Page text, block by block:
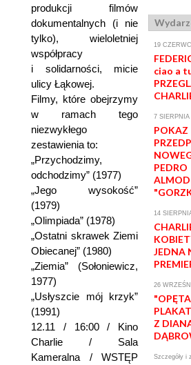
produkcji filmów
dokumentalnych (i nie
tylko), wieloletniej
współpracy
i solidarności, micie
ulicy Łąkowej.
Filmy, które obejrzymy
w ramach tego
niezwykłego
zestawienia to:
„Przychodzimy,
odchodzimy” (1977)
„Jego wysokość”
(1979)
„Olimpiada” (1978)
„Ostatni skrawek Ziemi
Obiecanej” (1980)
„Ziemia” (Sołoniewicz,
1977)
„Usłyszcie mój krzyk”
(1991)
12.11 / 16:00 / Kino
Charlie / Sala
Kameralna / WSTĘP
19
ciao a
7 SIERPNIA
POKAZ
PEDRO
14
JEDNA
26
Z
Szczegóły i